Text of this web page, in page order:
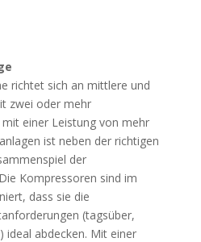
richtet sich an mittlere und
zwei oder mehr
einer Leistung von mehr
ist neben der richtigen
der
Kompressoren sind im
dass sie die
(tagsüber,
ideal abdecken. Mit einer